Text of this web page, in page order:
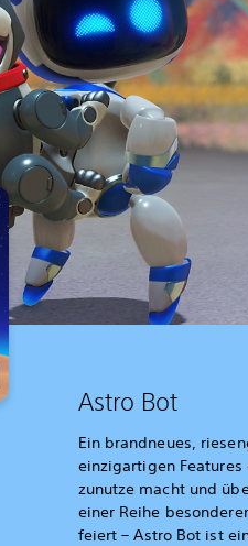
Astro Bot
Ein brandneues,
einzigartigen Features
zunutze macht und
einer Reihe
feiert – Astro Bot ist